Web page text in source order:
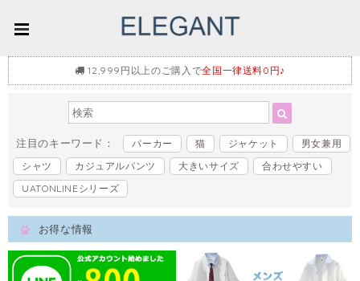
12,999円以上のご購入で全国一律送料0円♪
注目のキーワード： パーカー 猫 ジャケット
男女兼用
シャツ
カジュアルパンツ 大きいサイズ
合わせやすい
UATONLINEシリーズ
お得な情報